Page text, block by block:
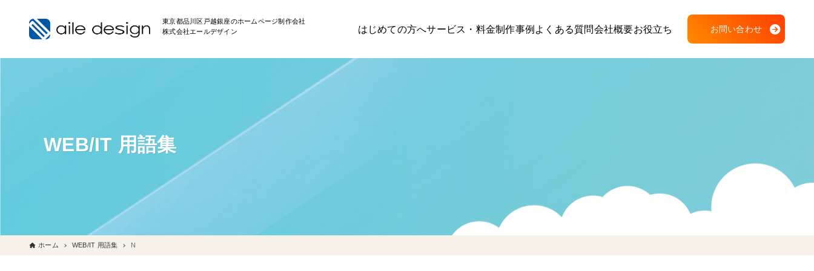
東京都品川区戸越銀座のホームページ制作会社
株式会社エールデザイン
はじめての方へサービス・料金制作事例よくある質問会社概要お役立ち お問い合わせ
WEB/IT 用語集
ホーム WEB/IT 用語集 N